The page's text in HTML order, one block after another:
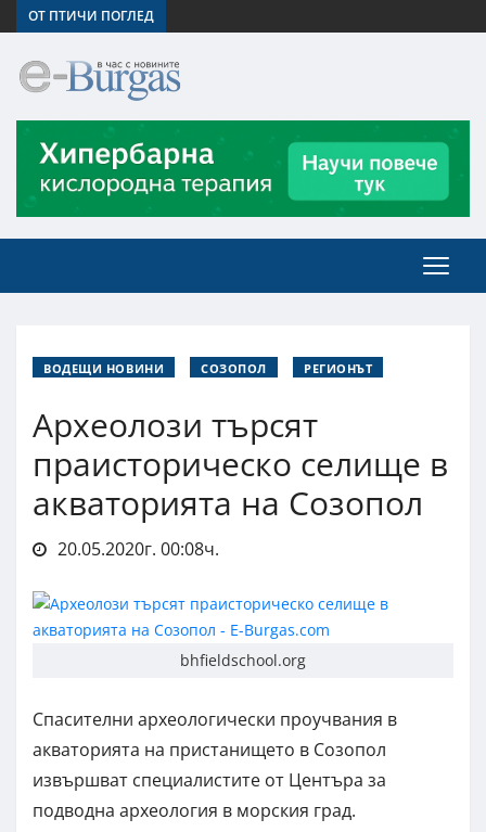
ОТ ПТИЧИ ПОГЛЕД
ВОДЕЩИ НОВИНИ СОЗОПОЛ РЕГИОНЪТ
Археолози търсят
праисторическо селище в
акваторията на Созопол
20.05.2020г. 00:08ч.
bhfieldschool.org
Спасителни археологически проучвания в
акваторията на пристанището в Созопол
извършват специалистите от Центъра за
подводна археология в морския град.